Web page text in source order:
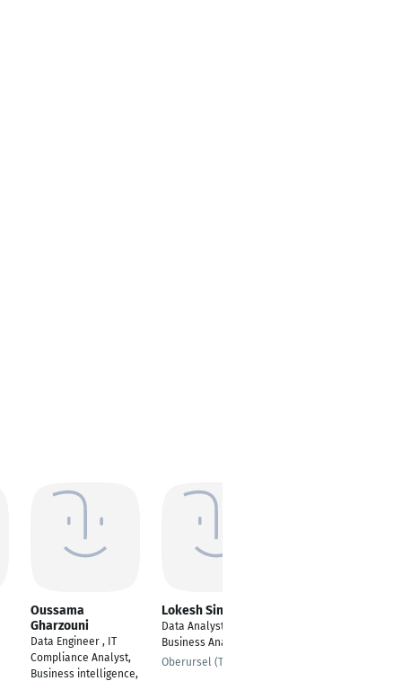
Oussama
Gharzouni
Data Engineer , IT
Compliance Analyst,
Business intelligence,
Lokesh Singh
Data Analyst/
Business Analyst
Oberursel (Taunus)